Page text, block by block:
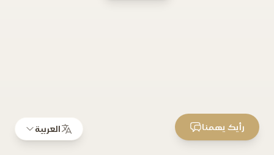
العربية رأيك يهمنا